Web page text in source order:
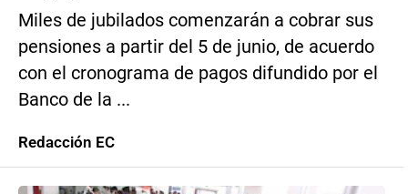
Miles de jubilados comenzarán a cobrar sus
pensiones a partir del 5 de junio, de acuerdo
con el cronograma de pagos difundido por el
Banco de la ...
Redacción EC